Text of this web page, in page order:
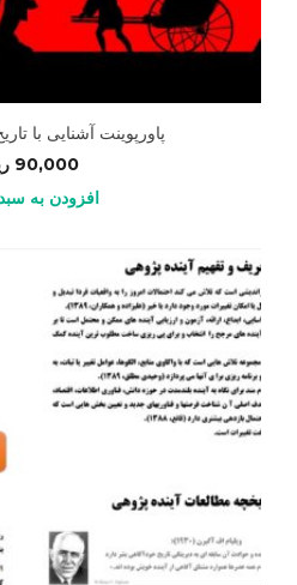
پاورپوینت آشنایی با
90,000
افزودن به